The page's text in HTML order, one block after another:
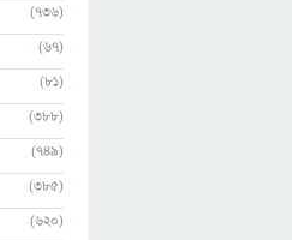
(736)
(67)
(81)
(388)
(749)
(385)
(620)